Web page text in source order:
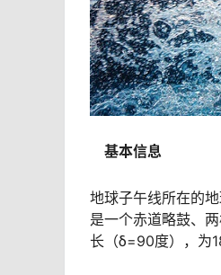
基本信息
地球子午线所在的
是一个赤道略鼓、
长（δ=90度），为